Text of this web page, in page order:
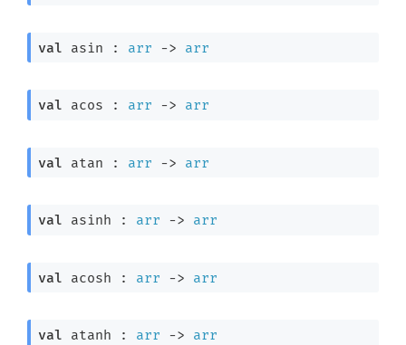
val asin : arr -> arr
val acos : arr -> arr
val atan : arr -> arr
val asinh : arr -> arr
val acosh : arr -> arr
val atanh : arr -> arr